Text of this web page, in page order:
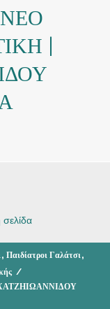
ΝΕΟ
|
, Παιδίατροι Γαλάτσι ,
/